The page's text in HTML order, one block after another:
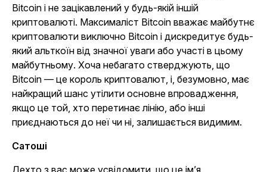
Bitcoin і не зацікавлений у будь-якій іншій
криптовалюті. Максималіст Bitcoin вважає майбутнє
криптовалюти виключно Bitcoin і дискредитує будь-
який альткоїн від значної уваги або участі в цьому
майбутньому. Хоча небагато стверджують, що
Bitcoin — це король криптовалют, і, безумовно, має
найкращий шанс утілити основне впровадження,
якщо це той, хто перетинає лінію, або інші
приєднаються до неї чи ні, залишається видимим.
Сатоші
Дехто з вас може усвідомити, що це ім’я